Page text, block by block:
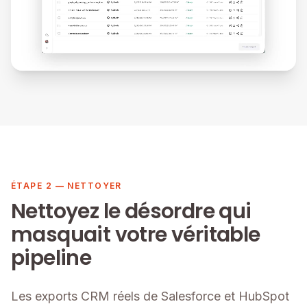
ÉTAPE 2 — NETTOYER
Nettoyez le désordre qui
masquait votre véritable
pipeline
Les exports CRM réels de Salesforce et HubSpot